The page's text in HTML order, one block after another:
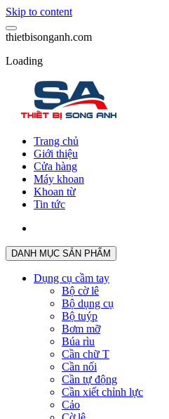
Skip to content
thietbisonganh.com
Loading
Trang chủ
Giới thiệu
Cửa hàng
Máy khoan
Khoan từ
Tin tức
DANH MỤC SẢN PHẨM
Dụng cụ cầm tay
Bộ cờ lê
Bộ dụng cụ
Bộ tuýp
Bơm mỡ
Búa rìu
Cần chữ T
Cần nối
Cần tự động
Cần xiết chỉnh lực
Cảo